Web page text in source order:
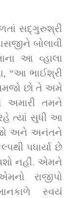
બોલાવી
આ વ્હાલા
“આ ભાઈશ્રી
છો તે અમે
અમારી તમને
ત્યાં સુધી આ
અને અનંતને
પધાર્યા છે
નહીં. એમને
રાજીપો
સ્વયં